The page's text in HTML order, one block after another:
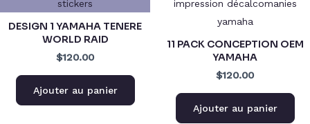
DESIGN 1 YAMAHA TENERE
WORLD RAID
$120.00
Ajouter au panier
11 PACK CONCEPTION OEM
YAMAHA
$120.00
Ajouter au panier